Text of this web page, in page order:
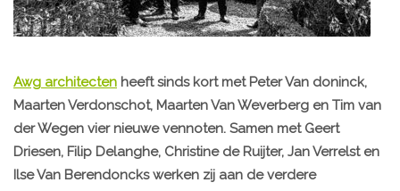
Awg architecten heeft sinds kort met Peter Van doninck,
Maarten Verdonschot, Maarten Van Weverberg en Tim van
der Wegen vier nieuwe vennoten. Samen met Geert
Driesen, Filip Delanghe, Christine de Ruijter, Jan Verrelst en
Ilse Van Berendoncks werken zij aan de verdere